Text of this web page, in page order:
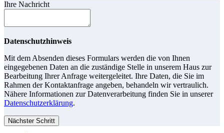
Ihre Nachricht
Datenschutzhinweis
Mit dem Absenden dieses Formulars werden die von Ihnen
eingegebenen Daten an die zuständige Stelle in unserem Haus zur
Bearbeitung Ihrer Anfrage weitergeleitet. Ihre Daten, die Sie im
Rahmen der Kontaktanfrage angeben, behandeln wir vertraulich.
Nähere Informationen zur Datenverarbeitung finden Sie in unserer
Datenschutzerklärung.
Nächster Schritt